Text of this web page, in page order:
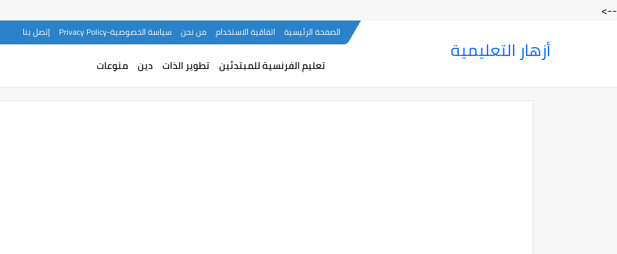
-->
الصفحة الرئيسية اتفاقية الاستخدام من نحن سياسة الخصوصية-Privacy Policy إتصل بنا
أزهار التعليمية تعليم الفرنسية للمبتدئين تطوير الذات دين منوعات